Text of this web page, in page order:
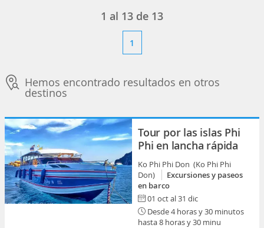
1 al 13 de 13
1
Hemos encontrado resultados en otros
destinos
Tour por las islas Phi
Phi en lancha rápida
Ko Phi Phi Don (Ko Phi Phi
Don)
Excursiones y paseos
en barco
01 oct al 31 dic
Desde 4 horas y 30 minutos
hasta 8 horas y 30 minu